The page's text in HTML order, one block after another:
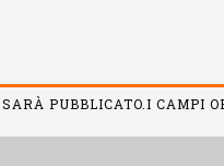
PUBBLICATO.I CAMPI